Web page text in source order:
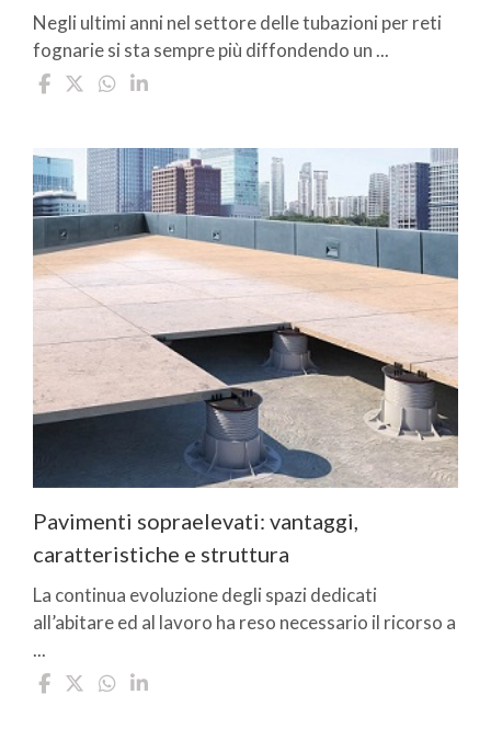
Negli ultimi anni nel settore delle tubazioni per reti
fognarie si sta sempre più diffondendo un ...
Pavimenti sopraelevati: vantaggi,
caratteristiche e struttura
La continua evoluzione degli spazi dedicati
all’abitare ed al lavoro ha reso necessario il ricorso a
...